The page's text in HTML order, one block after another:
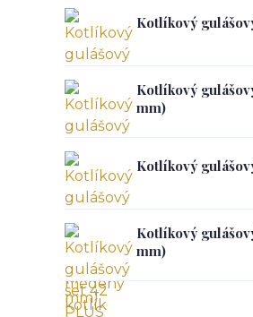
Kotlíkový
Kotlíkový
mm)
Kotlíkový
Kotlíkový
mm)